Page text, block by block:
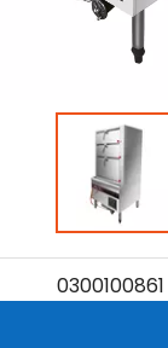
0300100861